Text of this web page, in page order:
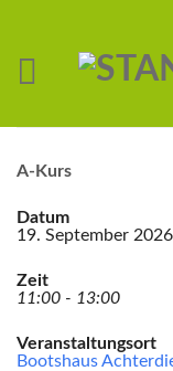
A-Kurs
Datum
19. September 2026
Zeit
11:00 - 13:00
Veranstaltungsort
Bootshaus